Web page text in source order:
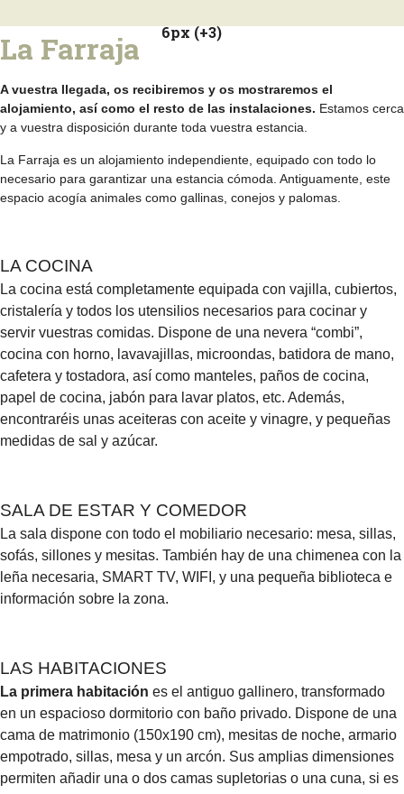
La Farraja 6px (+3)
A vuestra llegada, os recibiremos y os mostraremos el
alojamiento, así como el resto de las instalaciones. Estamos cerca
y a vuestra disposición durante toda vuestra estancia.
La Farraja es un alojamiento independiente, equipado con todo lo
necesario para garantizar una estancia cómoda. Antiguamente, este
espacio acogía animales como gallinas, conejos y palomas.
LA COCINA
La cocina está completamente equipada con vajilla, cubiertos,
cristalería y todos los utensilios necesarios para cocinar y
servir vuestras comidas. Dispone de una nevera “combi”,
cocina con horno, lavavajillas, microondas, batidora de mano,
cafetera y tostadora, así como manteles, paños de cocina,
papel de cocina, jabón para lavar platos, etc. Además,
encontraréis unas aceiteras con aceite y vinagre, y pequeñas
medidas de sal y azúcar.
SALA DE ESTAR Y COMEDOR
La sala dispone con todo el mobiliario necesario: mesa, sillas,
sofás, sillones y mesitas. También hay de una chimenea con la
leña necesaria, SMART TV, WIFI, y una pequeña biblioteca e
información sobre la zona.
LAS HABITACIONES
La primera habitación es el antiguo gallinero, transformado
en un espacioso dormitorio con baño privado. Dispone de una
cama de matrimonio (150x190 cm), mesitas de noche, armario
empotrado, sillas, mesa y un arcón. Sus amplias dimensiones
permiten añadir una o dos camas supletorias o una cuna, si es